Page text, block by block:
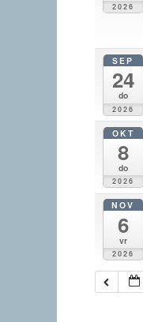
2026
SEP
24
do
2026
OKT
8
do
2026
NOV
6
vr
2026